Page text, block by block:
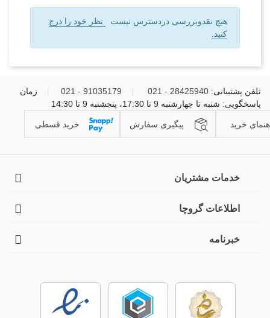
هیچ نقدوبررسی دردسترس نیست
نظر خود را درج
کنید.
تلفن پشتیبانی: 28425940 - 021
91035179 - 021
زمان
پاسخگویی: شنبه تا چهارشنبه 9 تا 17:30، پنجشنبه 9 تا 14:30
خرید پیگیری سفارش خرید قسطی
خدمات مشتریان
اطلاعات گروچا
خبرنامه